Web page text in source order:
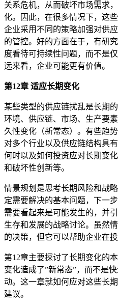
关系危机，从而破坏市场需求
化。因此，在很多情况下，这
企业采用不同的策略加强对供
的管控。好的方面在于，有研
度看待可持续性问题，而不是
远来看，企业可能更有价值。
第12章 适应长期变化
某些类型的供应链扰乱是长期
环境、供应链、市场、生产要
久性变化（新常态）。有些趋
对多个行业以及供应链结构具
何时以及如何投资应对长期变
和破坏性创新等。
情景规划是思考长期风险和战
定需要解决的基本问题，下一
需要看起来是可能发生的，并
生存和发展的战略讨论。虽然
的决策，但它可以帮助企业在
第12章主要探讨了长期变化的
变化造成了”新常态”，而不是
动。这一章就如何应对这些长
建议。